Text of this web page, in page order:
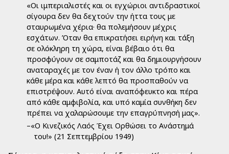
«Οι ιμπεριαλιστές και οι εγχώριοι αντιδραστικοί
σίγουρα δεν θα δεχτούν την ήττα τους με
σταυρωμένα χέρια· θα πολεμήσουν μέχρις
εσχάτων. Όταν θα επικρατήσει ειρήνη και τάξη
σε ολόκληρη τη χώρα, είναι βέβαιο ότι θα
προσφύγουν σε σαμποτάζ και θα δημιουργήσουν
αναταραχές με τον έναν ή τον άλλο τρόπο και
κάθε μέρα και κάθε λεπτό θα προσπαθούν να
επιστρέψουν. Αυτό είναι αναπόφευκτο και πέρα
από κάθε αμφιβολία, και υπό καμία συνθήκη δεν
πρέπει να χαλαρώσουμε την επαγρύπνησή μας».
–«Ο Κινεζικός Λαός Έχει Ορθώσει το Ανάστημά
του!» (21 Σεπτεμβρίου 1949)